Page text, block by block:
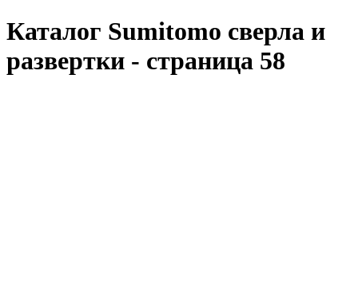
Каталог Sumitomo сверла и
развертки - страница 58